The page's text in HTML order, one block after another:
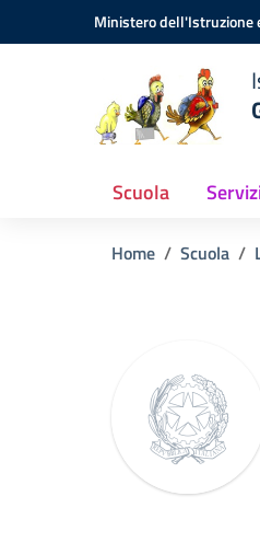
Vai ai contenuti
Vai al menu di navigazione
Ministero dell'Istruzione
Scuola
Home Scuola